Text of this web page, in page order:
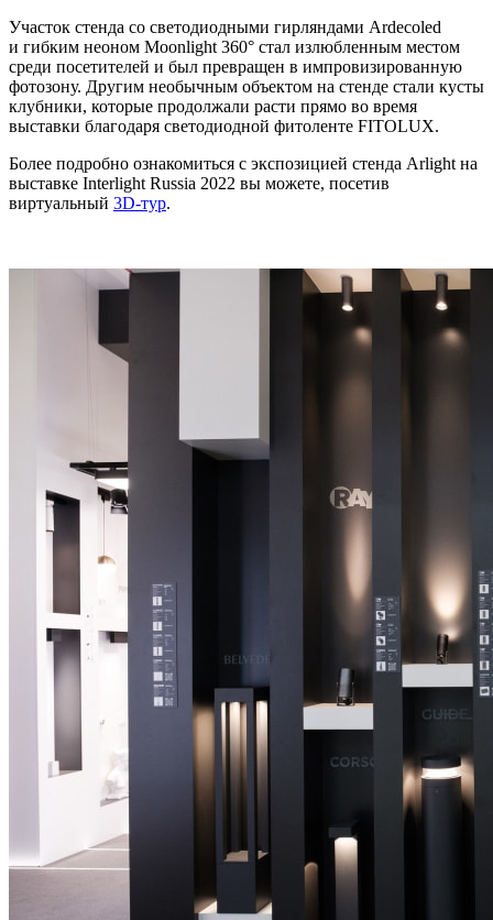
Участок стенда со светодиодными гирляндами Ardecoled
и гибким неоном Moonlight 360° стал излюбленным местом
среди посетителей и был превращен в импровизированную
фотозону. Другим необычным объектом на стенде стали кусты
клубники, которые продолжали расти прямо во время
выставки благодаря светодиодной фитоленте FITOLUX.
Более подробно ознакомиться с экспозицией стенда Arlight на
выставке Interlight Russia 2022 вы можете, посетив
виртуальный 3D-тур.